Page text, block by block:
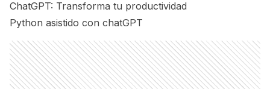
ChatGPT: Transforma tu productividad
Python asistido con chatGPT